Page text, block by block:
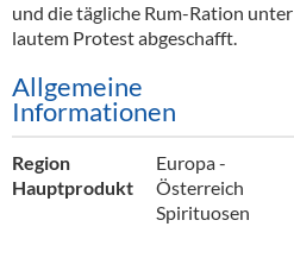
Hygieneartikel & Desinfektion
und die tägliche Rum-Ration unter
lautem Protest abgeschafft.
Allgemeine
Informationen
Region
Europa -
Österreich
Hauptprodukt
Spirituosen